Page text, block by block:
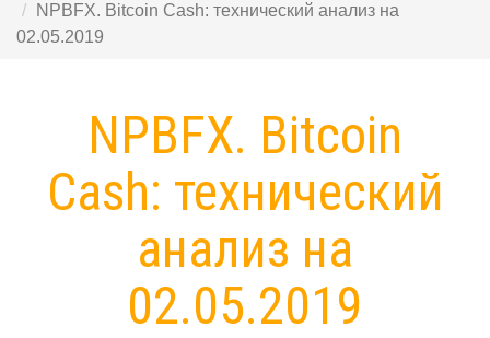
NPBFX. Bitcoin Cash: технический анализ на
02.05.2019
NPBFX. Bitcoin
Cash: технический
анализ на
02.05.2019